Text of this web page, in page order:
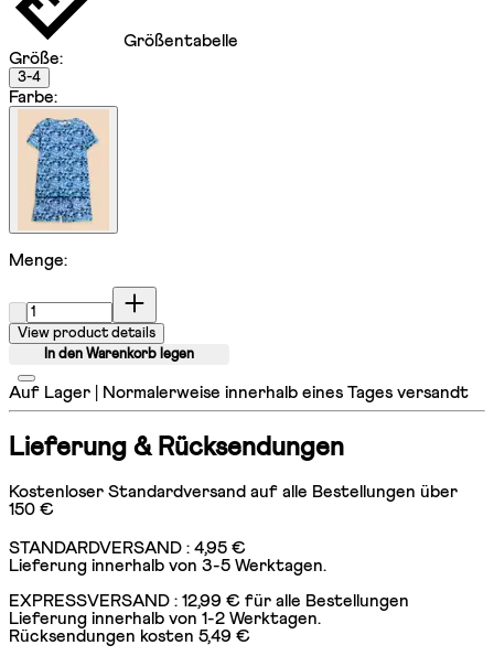
Größentabelle
Größe:
3-4
Farbe:
Menge:
View product details
In den Warenkorb legen
Auf Lager | Normalerweise innerhalb eines Tages versandt
Lieferung & Rücksendungen
Kostenloser Standardversand auf alle Bestellungen über
150 €
STANDARDVERSAND : 4,95 €
Lieferung innerhalb von 3-5 Werktagen.
EXPRESSVERSAND : 12,99 € für alle Bestellungen
Lieferung innerhalb von 1-2 Werktagen.
Rücksendungen kosten 5,49 €